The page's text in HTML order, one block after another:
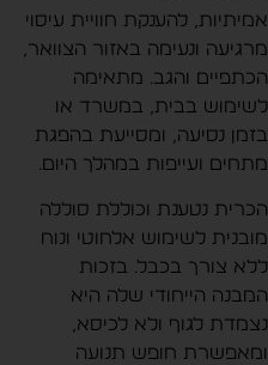
אמיתיות, להענקת חוויית עיסוי
מרגיעה ונעימה באזור הצוואר,
הכתפיים והגב. מתאימה
לשימוש בבית, במשרד או
בזמן נסיעה, ומסייעת בהפגת
מתחים ועייפות במהלך היום.
הכרית נטענת וכוללת סוללה
מובנית לשימוש אלחוטי ונוח
ללא צורך בכבל. בזכות
המבנה הייחודי שלה היא
נצמדת לגוף ולא לכיסא,
ומאפשרת חופש תנועה